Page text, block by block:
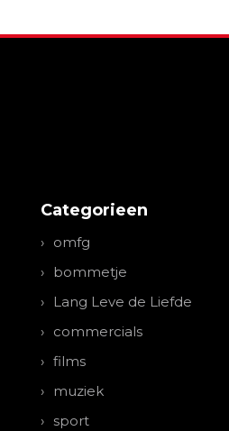
Categorieen
omfg
bommetje
Lang Leve de Liefde
commercials
films
muziek
sport